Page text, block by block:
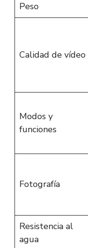
Peso
Calidad de vídeo
Modos y
funciones
Fotografía
Resistencia al
agua